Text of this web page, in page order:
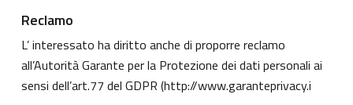
Reclamo
L’ interessato ha diritto anche di proporre reclamo
all’Autorità Garante per la Protezione dei dati personali ai
sensi dell’art.77 del GDPR (http://www.garanteprivacy.i